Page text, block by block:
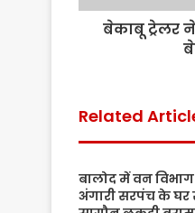
बेकाबू ट्रेलर
Related
बालोद में वन
अंगारी सरपंच के घर